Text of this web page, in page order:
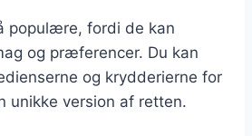
populære, fordi de kan
og præferencer. Du kan
og krydderierne for
unikke version af retten.